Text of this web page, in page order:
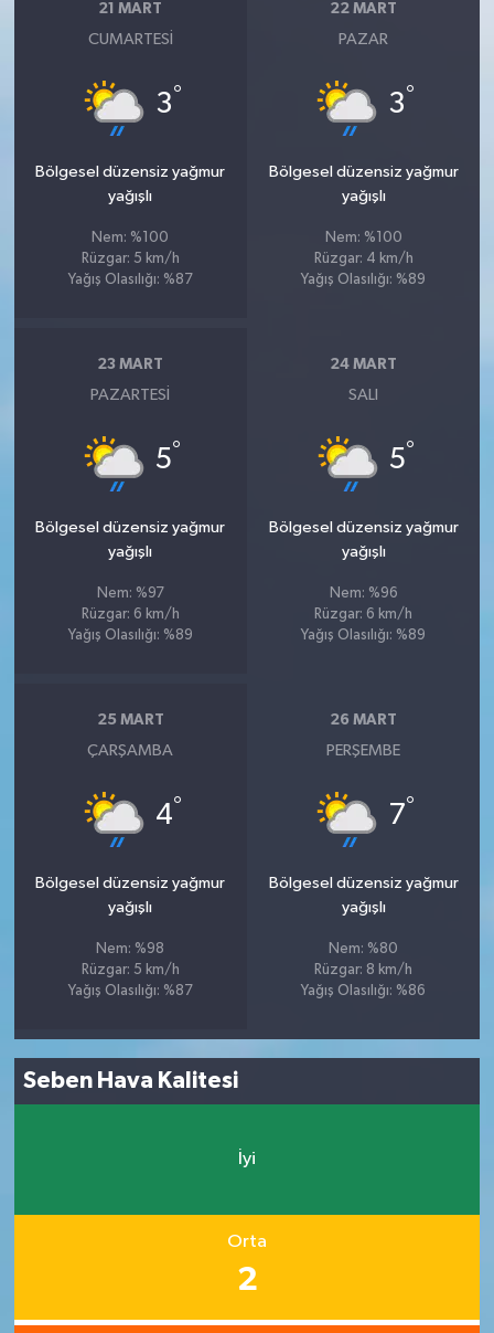
21 MART
CUMARTESI
3°
Bölgesel düzensiz yağmur
yağışlı
Nem: %100
Rüzgar: 5 km/h
Yağış Olasılığı: %87
22 MART
PAZAR
3°
Bölgesel düzensiz yağmur
yağışlı
Nem: %100
Rüzgar: 4 km/h
Yağış Olasılığı: %89
23 MART
PAZARTESI
5°
Bölgesel düzensiz yağmur
yağışlı
Nem: %97
Rüzgar: 6 km/h
Yağış Olasılığı: %89
24 MART
SALI
5°
Bölgesel düzensiz yağmur
yağışlı
Nem: %96
Rüzgar: 6 km/h
Yağış Olasılığı: %89
25 MART
ÇARŞAMBA
4°
Bölgesel düzensiz yağmur
yağışlı
Nem: %98
Rüzgar: 5 km/h
Yağış Olasılığı: %87
26 MART
PERŞEMBE
7°
Bölgesel düzensiz yağmur
yağışlı
Nem: %80
Rüzgar: 8 km/h
Yağış Olasılığı: %86
Seben Hava Kalitesi
İyi
Orta
2